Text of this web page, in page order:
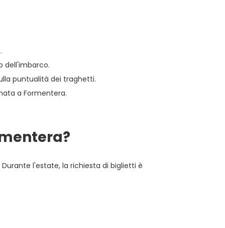
dell'imbarco.
puntualità dei traghetti.
a Formentera.
l'estate, la richiesta di biglietti è